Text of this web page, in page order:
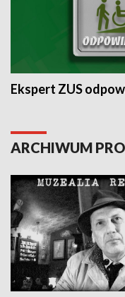
Ekspert ZUS
ARCHIWUM